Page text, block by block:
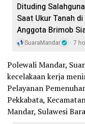
Dituding
Saat Ukur Tanah
Anggota Brimob
SuaraMandar 7
Polewali Mandar,
kecelakaan kerja
Pelayanan
Pekkabata,
Mandar, Sulawesi